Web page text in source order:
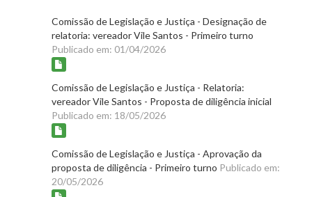
Comissão de Legislação e Justiça - Designação de
relatoria: vereador Vile Santos - Primeiro turno
Publicado em: 01/04/2026
Comissão de Legislação e Justiça - Relatoria:
vereador Vile Santos - Proposta de diligência inicial
Publicado em: 18/05/2026
Comissão de Legislação e Justiça - Aprovação da
proposta de diligência - Primeiro turno Publicado em:
20/05/2026